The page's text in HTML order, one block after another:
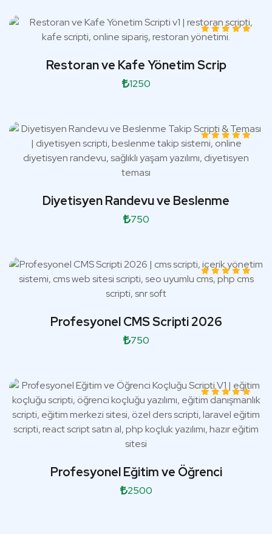
Restoran ve Kafe Yönetim Scrip
1250
Diyetisyen Randevu ve Beslenme
750
Profesyonel CMS Scripti 2026
750
Profesyonel Eğitim ve Öğrenci
2500